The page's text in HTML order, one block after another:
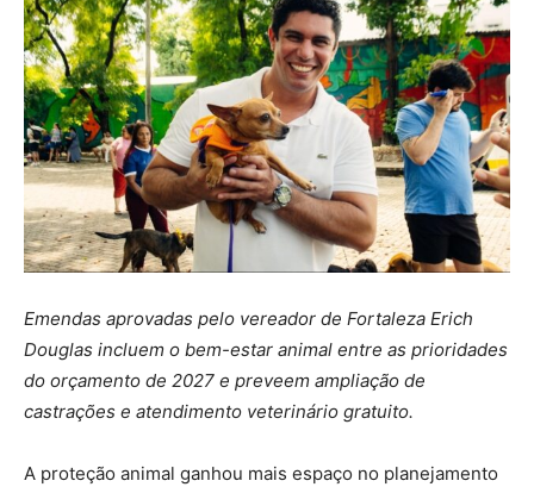
Emendas aprovadas pelo vereador de Fortaleza Erich
Douglas incluem o bem-estar animal entre as prioridades
do orçamento de 2027 e preveem ampliação de
castrações e atendimento veterinário gratuito.
A proteção animal ganhou mais espaço no planejamento